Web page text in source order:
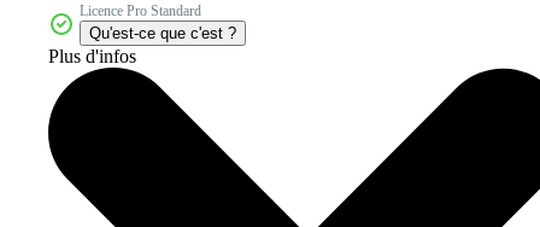
Licence Pro Standard
Qu'est-ce que c'est ?
Plus d'infos